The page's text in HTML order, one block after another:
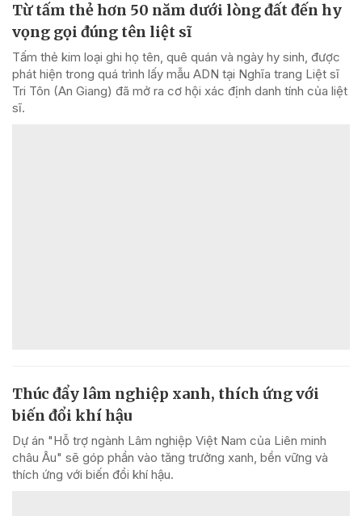
Từ tấm thẻ hơn 50 năm dưới lòng đất đến hy
vọng gọi đúng tên liệt sĩ
Tấm thẻ kim loại ghi họ tên, quê quán và ngày hy sinh, được
phát hiện trong quá trình lấy mẫu ADN tại Nghĩa trang Liệt sĩ
Tri Tôn (An Giang) đã mở ra cơ hội xác định danh tính của liệt
sĩ.
Thúc đẩy lâm nghiệp xanh, thích ứng với
biến đổi khí hậu
Dự án "Hỗ trợ ngành Lâm nghiệp Việt Nam của Liên minh
châu Âu" sẽ góp phần vào tăng trưởng xanh, bền vững và
thích ứng với biến đổi khí hậu.